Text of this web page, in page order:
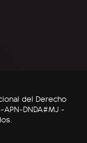
del Derecho
APN-DNDA#MJ -